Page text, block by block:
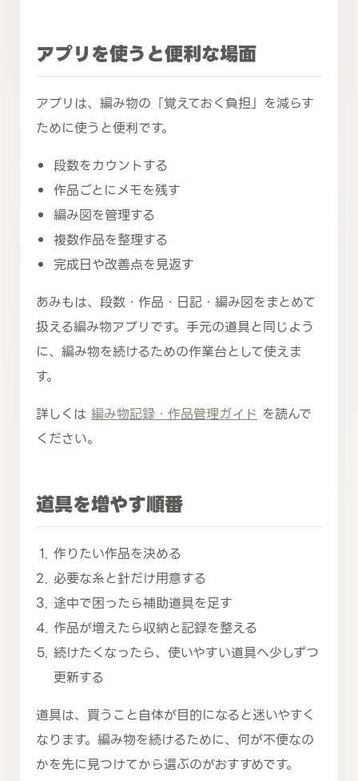
アプリを使うと便利な場面
アプリは、編み物の「覚えておく負担」を減らす
ために使うと便利です。
段数をカウントする
作品ごとにメモを残す
編み図を管理する
複数作品を整理する
完成日や改善点を見返す
あみもは、段数・作品・日記・編み図をまとめて
扱える編み物アプリです。手元の道具と同じよう
に、編み物を続けるための作業台として使えま
す。
詳しくは 編み物記録・作品管理ガイド を読んで
ください。
道具を増やす順番
作りたい作品を決める
必要な糸と針だけ用意する
途中で困ったら補助道具を足す
作品が増えたら収納と記録を整える
続けたくなったら、使いやすい道具へ少しずつ
更新する
道具は、買うこと自体が目的になると迷いやすく
なります。編み物を続けるために、何が不便なの
かを先に見つけてから選ぶのがおすすめです。